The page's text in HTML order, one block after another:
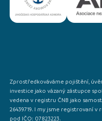
Zprostředkováváme pojištění,
investice jako vázaný zástupce
vedena v registru ČNB jako
26439719. I my jsme registrovaní v
pod IČO: 07823223.